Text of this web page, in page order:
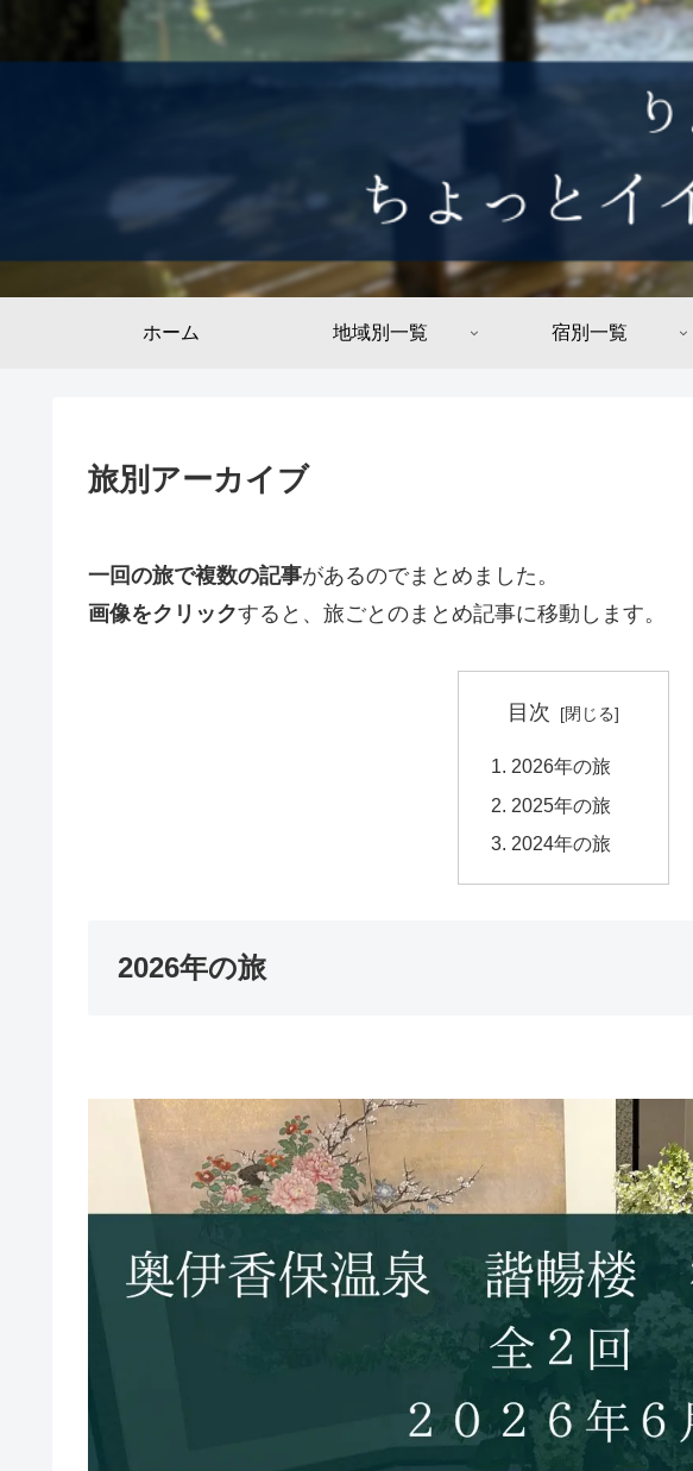
ホーム 地域別一覧 宿別一覧
旅別アーカイブ
一回の旅で複数の記事があるのでまとめました。
画像をクリックすると、旅ごとのまとめ記事に移動します。
目次
2026年の旅
2025年の旅
2024年の旅
2026年の旅